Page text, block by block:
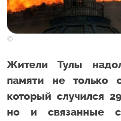
©
Жители Тулы
памяти не только
который случился
но и связанные